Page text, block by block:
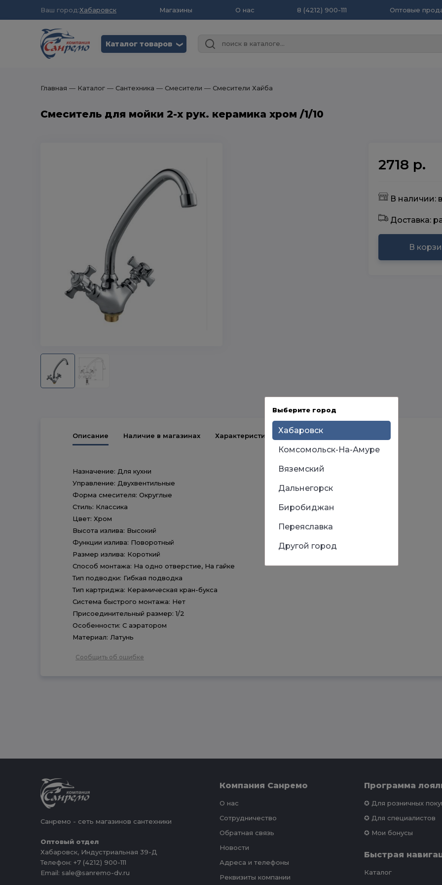
Ваш город:Хабаровск Магазины О нас 8 (4212) 900-111 Оптовые
Каталог товаров ❮
Главная ― Каталог ― Сантехника ― Смесители ― Смесители Хайба
Смеситель для мойки 2-х рук. керамика хром /1/10
2718 р.
В наличии:
Доставка:
В
Описание Наличие в магазинах Характеристики
Назначение: Для кухни
Управление: Двухвентильные
Форма смесителя: Округлые
Стиль: Классика
Цвет: Хром
Высота излива: Высокий
Функции излива: Поворотный
Размер излива: Короткий
Способ монтажа: На одно отверстие, На гайке
Тип подводки: Гибкая подводка
Тип картриджа: Керамическая кран-букса
Система быстрого монтажа: Нет
Присоединительный размер: 1/2
Особенности: С аэратором
Материал: Латунь
Сообщить об ошибке
Санремо - сеть магазинов сантехники
Оптовый отдел
Хабаровск, Индустриальная 39-Д
Телефон: +7 (4212) 900-111
Email: sale@sanremo-dv.ru
Компания Санремо
О нас
Сотрудничество
Обратная связь
Новости
Адреса и телефоны
Реквизиты компании
Программа
✪ Для розничных
✪ Для специалистов
✪ Мои бонусы
Быстрая
Каталог
Выберите город
Хабаровск
Комсомольск-На-Амуре
Вяземский
Дальнегорск
Биробиджан
Переяславка
Другой город